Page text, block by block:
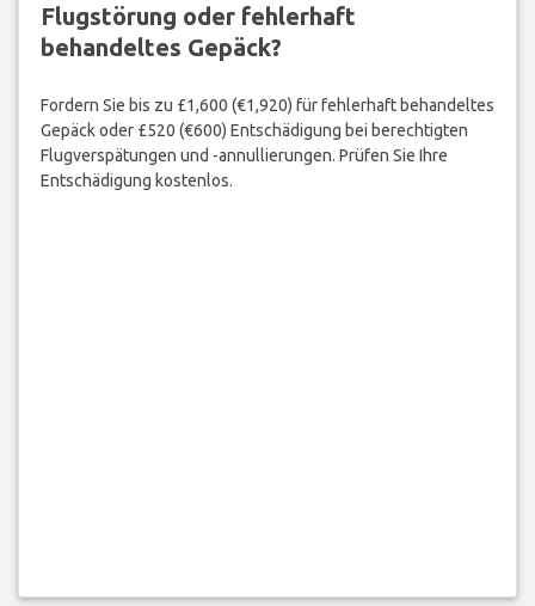
Flugstörung oder fehlerhaft
behandeltes Gepäck?
Fordern Sie bis zu £1,600 (€1,920) für fehlerhaft behandeltes
Gepäck oder £520 (€600) Entschädigung bei berechtigten
Flugverspätungen und -annullierungen. Prüfen Sie Ihre
Entschädigung kostenlos.